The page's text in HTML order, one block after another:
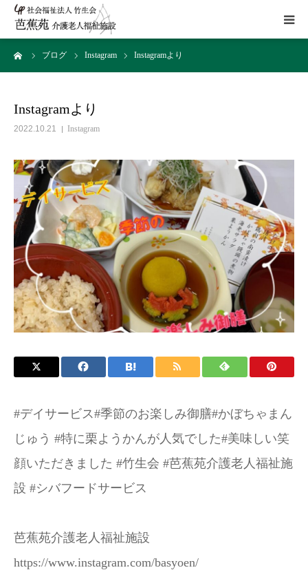
ブログ Instagram Instagramより
Instagramより
2022.10.21 Instagram
#デイサービス#季節のお楽しみ御膳#かぼちゃまん
じゅう #特に栗ようかんが人気でした#美味しい笑
顔いただきました #竹生会 #芭蕉苑介護老人福祉施
設 #シバフードサービス
芭蕉苑介護老人福祉施設
https://www.instagram.com/basyoen/
施設概要
サービス
Instagram
取組み
アクセス
お問い合わせ
施設パンフレット